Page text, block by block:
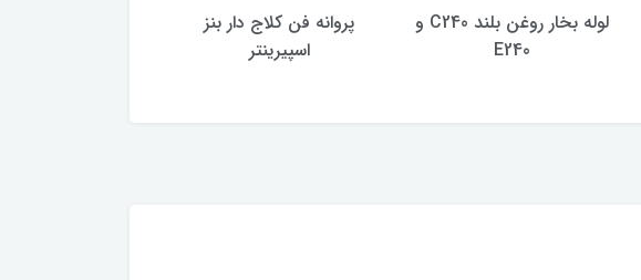
لوله بخار روغن بلند C240 و
E240
پروانه فن کلاج دار بنز
اسپیرینتر